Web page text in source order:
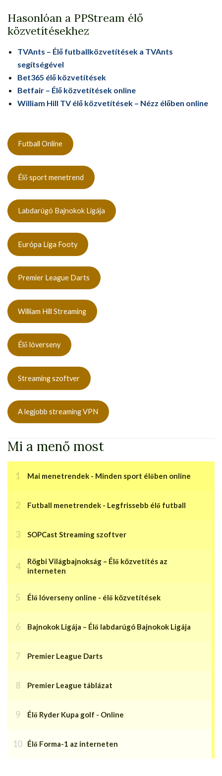
Hasonlóan a PPStream élő
közvetítésekhez
TVAnts – Élő futballközvetítések a TVAnts
segítségével
Bet365 élő közvetítések
Betfair – Élő közvetítések online
William Hill TV élő közvetítések – Nézz élőben online
Futball Online
Élő sport menetrend
Labdarúgó Bajnokok Ligája
Európa Liga Footy
Premier League Darts
William Hill Streaming
Élő lóverseny
Streaming szoftver
A legjobb streaming VPN
Mi a menő most
Mai menetrendek - Minden sport élőben online
Futball menetrendek - Legfrissebb élő futball
SOPCast Streaming szoftver
Rögbi Világbajnokság – Élő közvetítés az
interneten
Élő lóverseny online - élő közvetítések
Bajnokok Ligája – Élő labdarúgó Bajnokok Ligája
Premier League Darts
Premier League táblázat
Élő Ryder Kupa golf - Online
Élő Forma-1 az interneten